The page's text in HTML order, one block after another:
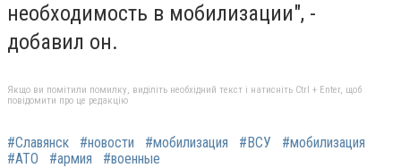
необходимость в мобилизации", -
добавил он.
Якщо ви помітили помилку, виділіть необхідний текст і натисніть Ctrl + Enter, щоб
повідомити про це редакцію
#Славянск #новости #мобилизация #ВСУ
#мобилизация
#АТО
#армия #военные